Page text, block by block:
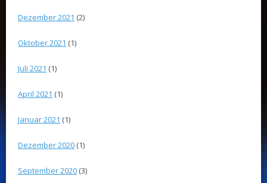
Dezember 2021 (2)
Oktober 2021 (1)
Juli 2021 (1)
April 2021 (1)
Januar 2021 (1)
Dezember 2020 (1)
September 2020 (3)